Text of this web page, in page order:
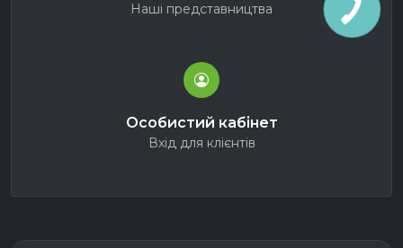
Наші представництва
Особистий кабінет
Вхід для клієнтів